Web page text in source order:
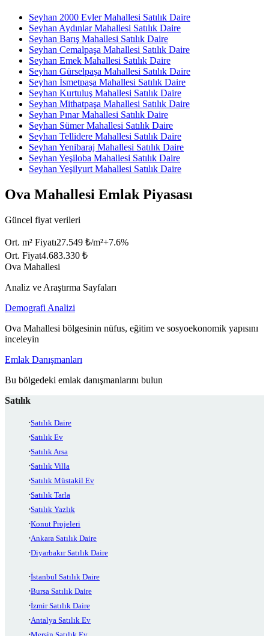
Seyhan 2000 Evler Mahallesi Satılık Daire
Seyhan Aydınlar Mahallesi Satılık Daire
Seyhan Barış Mahallesi Satılık Daire
Seyhan Cemalpaşa Mahallesi Satılık Daire
Seyhan Emek Mahallesi Satılık Daire
Seyhan Gürselpaşa Mahallesi Satılık Daire
Seyhan İsmetpaşa Mahallesi Satılık Daire
Seyhan Kurtuluş Mahallesi Satılık Daire
Seyhan Mithatpaşa Mahallesi Satılık Daire
Seyhan Pınar Mahallesi Satılık Daire
Seyhan Sümer Mahallesi Satılık Daire
Seyhan Tellidere Mahallesi Satılık Daire
Seyhan Yenibaraj Mahallesi Satılık Daire
Seyhan Yeşiloba Mahallesi Satılık Daire
Seyhan Yeşilyurt Mahallesi Satılık Daire
Ova Mahallesi Emlak Piyasası
Güncel fiyat verileri
Ort. m² Fiyatı27.549 ₺/m²+7.6%
Ort. Fiyat4.683.330 ₺
Ova Mahallesi
Analiz ve Araştırma Sayfaları
Demografi Analizi
Ova Mahallesi bölgesinin nüfus, eğitim ve sosyoekonomik yapısını
inceleyin
Emlak Danışmanları
Bu bölgedeki emlak danışmanlarını bulun
Satılık
Satılık Daire
Satılık Ev
Satılık Arsa
Satılık Villa
Satılık Müstakil Ev
Satılık Tarla
Satılık Yazlık
Konut Projeleri
Ankara Satılık Daire
Diyarbakır Satılık Daire
İstanbul Satılık Daire
Bursa Satılık Daire
İzmir Satılık Daire
Antalya Satılık Ev